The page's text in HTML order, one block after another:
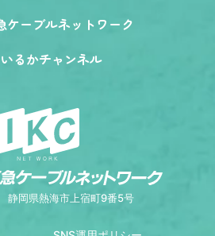
ケーブルネットワーク
いるかチャンネル
静岡県熱海市上宿町9番5号